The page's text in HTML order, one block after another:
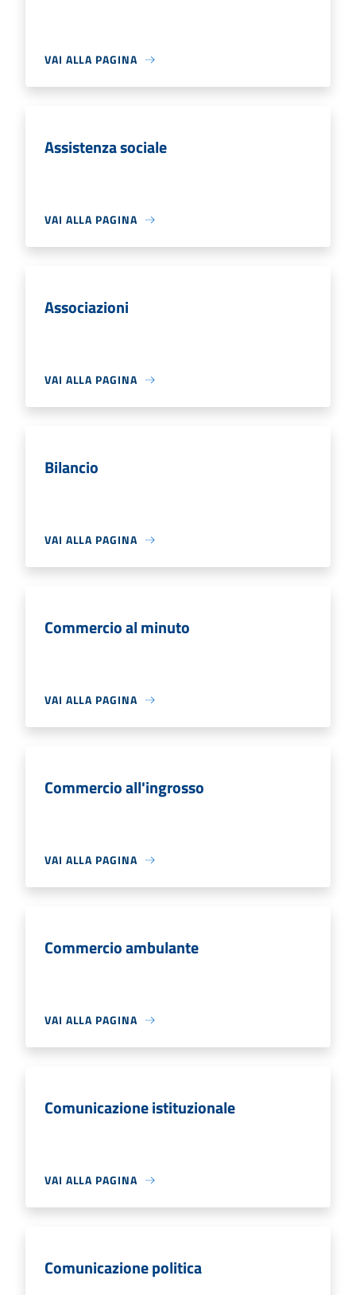
VAI ALLA PAGINA
Assistenza sociale
VAI ALLA PAGINA
Associazioni
VAI ALLA PAGINA
Bilancio
VAI ALLA PAGINA
Commercio al minuto
VAI ALLA PAGINA
Commercio all'ingrosso
VAI ALLA PAGINA
Commercio ambulante
VAI ALLA PAGINA
Comunicazione istituzionale
VAI ALLA PAGINA
Comunicazione politica